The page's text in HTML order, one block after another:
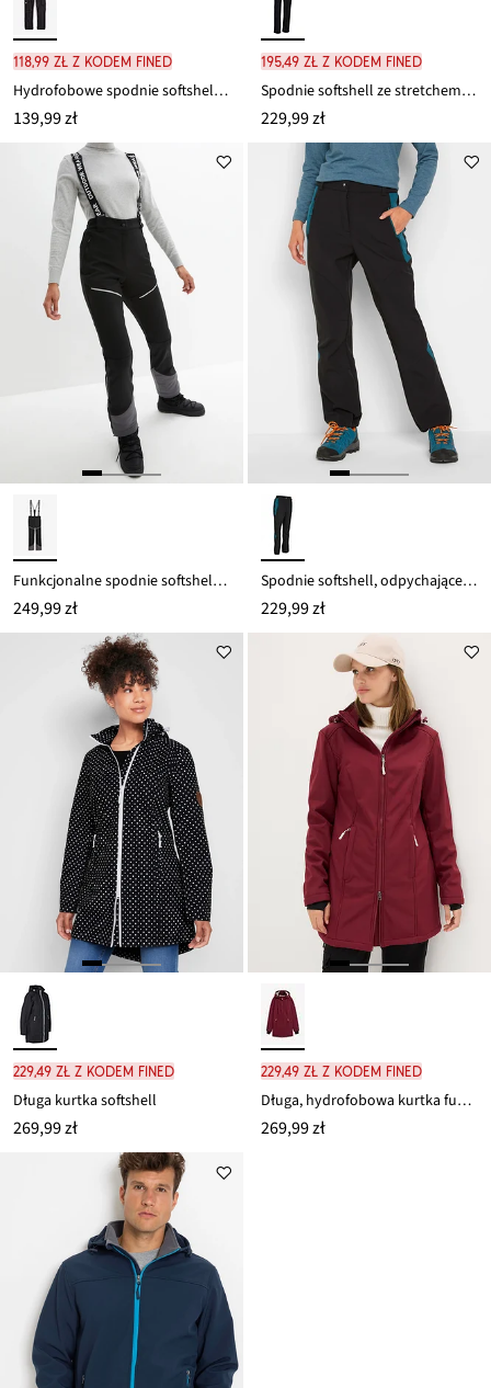
118,99 zł z kodem FINED
Hydrofobowe spodnie softshellowe cargo ze stetchem, z regulacją szerokości
139,99 zł
195,49 zł z kodem FINED
Spodnie softshell ze stretchem, z kieszeniami, hydrofobowe
229,99 zł
Funkcjonalne spodnie softshellowe ze strechem, hydrofobowe
249,99 zł
Spodnie softshell, odpychające wodę, Straight Fit
229,99 zł
229,49 zł z kodem FINED
Długa kurtka softshell
269,99 zł
229,49 zł z kodem FINED
Długa, hydrofobowa kurtka funkcyjna softshell na podszewce z miękkiego polaru
269,99 zł